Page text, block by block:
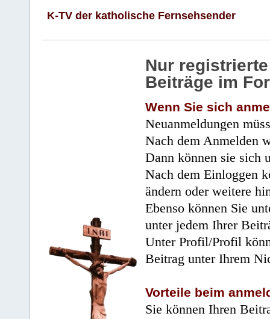
K-TV der katholische Fernsehsender
Nur
Beiträge im
Wenn Sie sich
Neuanmeldungen
Nach dem Anmelden
Dann können sie sich
Nach dem Einloggen
ändern oder weitere
Ebenso können Sie
unter jedem Ihrer
Unter Profil/Profil
Beitrag unter Ihrem
Vorteile beim
Sie können Ihren